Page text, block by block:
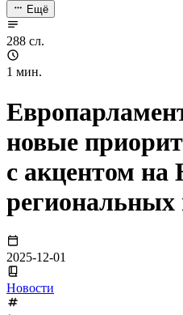
Ещё
288 сл.
1 мин.
новые
с акцентом
региональных
2025-12-01
Новости